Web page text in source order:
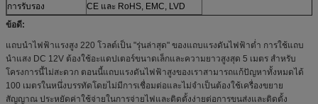
การรับรอง
CE และ RoHS, EMC, LVD
ข้อดี:
แถบนำไฟฟ้าแรงสูง 220 โวลต์เป็น "รุ่นล่าสุด" ของแถบแรงดันไฟฟ้าต่ำ การใช้แถบ
นำแสง DC 12V ต้องใช้อะแดปเตอร์ขนาดเล็กและความยาวสูงสุด 5 เมตร สำหรับ
โครงการนี้ไม่สะดวก ตอนนี้แถบแรงดันไฟฟ้าสูงของเราสามารถแก้ปัญหาทั้งหมดได้
100 เมตรในหนึ่งบรรทัดโดยไม่มีการเชื่อมต่อและไม่จำเป็นต้องใช้เครื่องขยาย
สัญญาณ ประหยัดค่าใช้จ่ายในการจ่ายไฟและติดตั้งง่ายต่อการขนส่งและติดตั้ง